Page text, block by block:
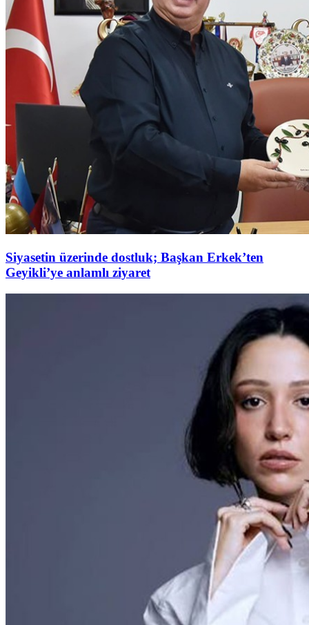
Siyasetin üzerinde dostluk; Başkan Erkek’ten
Geyikli’ye anlamlı ziyaret